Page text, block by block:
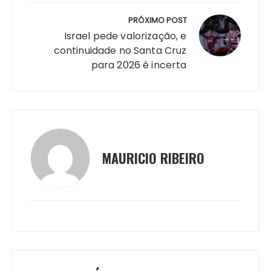
PRÓXIMO POST
Israel pede valorização, e
continuidade no Santa Cruz
para 2026 é incerta
MAURICIO RIBEIRO